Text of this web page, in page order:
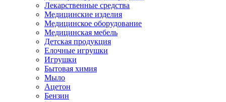
Лекарственные средства
Медицинские изделия
Медицинское оборудование
Медицинская мебель
Детская продукция
Елочные игрушки
Игрушки
Бытовая химия
Мыло
Ацетон
Бензин